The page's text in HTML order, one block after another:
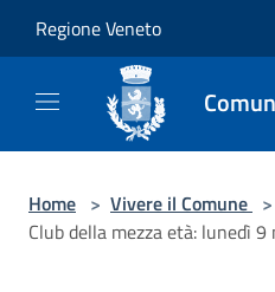
Regione Veneto
Home > Vivere il Comune >
Club della mezza età: lunedì 9